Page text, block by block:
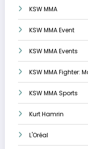
KSW MMA
KSW MMA Event
KSW MMA Events
KSW MMA Fighter:
KSW MMA Sports
Kurt Hamrin
L'Oréal